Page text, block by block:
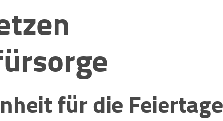
für die Feiertage